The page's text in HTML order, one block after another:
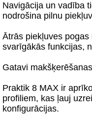
Navigācija un vadība
nodrošina pilnu
Ātrās piekļuves
svarīgākās funkcijas,
Gatavi
Praktik 8 MAX ir
profiliem, kas ļauj
konfigurācijas.